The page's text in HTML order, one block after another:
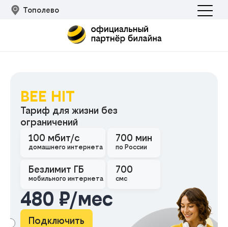
Тополево
BEE HIT
Тариф для жизни без
ограничений
100 мбит/с
домашнего интернета
Безлимит ГБ
мобильного интернета
700 мин
по России
700
смс
480 ₽/мес
Подключить